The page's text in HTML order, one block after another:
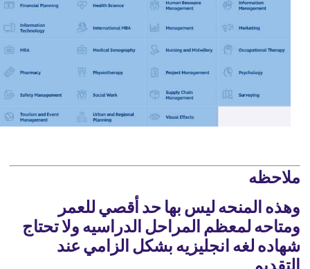
ملاحظه
وهذه المنحه ليس بها حد أقصي للعمر
ومتاحه لمعظم المراحل الدراسيه ولا تحتاج
شهاده لغه انجليزيه بشكل الزامي عند
التقديم .